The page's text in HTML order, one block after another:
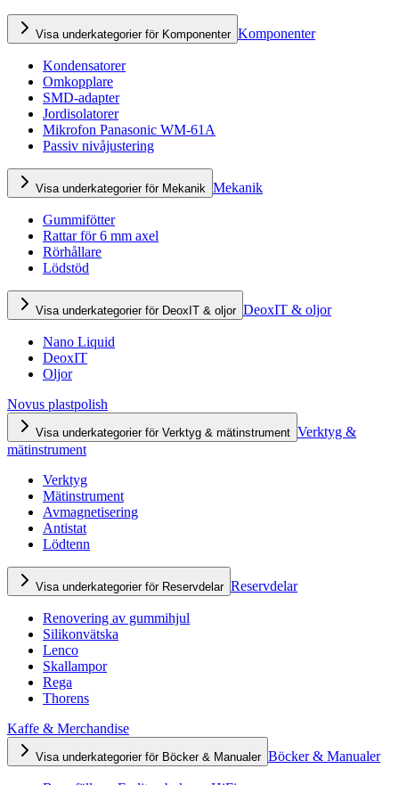
Visa underkategorier för Komponenter Komponenter
Kondensatorer
Omkopplare
SMD-adapter
Jordisolatorer
Mikrofon Panasonic WM-61A
Passiv nivåjustering
Visa underkategorier för Mekanik Mekanik
Gummifötter
Rattar för 6 mm axel
Rörhållare
Lödstöd
Visa underkategorier för DeoxIT & oljor DeoxIT & oljor
Nano Liquid
DeoxIT
Oljor
Novus plastpolish
Visa underkategorier för Verktyg & mätinstrument Verktyg &
mätinstrument
Verktyg
Mätinstrument
Avmagnetisering
Antistat
Lödtenn
Visa underkategorier för Reservdelar Reservdelar
Renovering av gummihjul
Silikonvätska
Lenco
Skallampor
Rega
Thorens
Kaffe & Merchandise
Visa underkategorier för Böcker & Manualer Böcker & Manualer